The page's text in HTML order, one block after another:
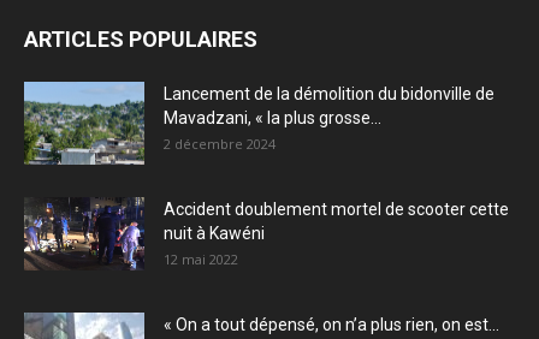
ARTICLES POPULAIRES
Lancement de la démolition du bidonville de
Mavadzani, « la plus grosse...
2 décembre 2024
Accident doublement mortel de scooter cette
nuit à Kawéni
12 mai 2022
« On a tout dépensé, on n’a plus rien, on est...